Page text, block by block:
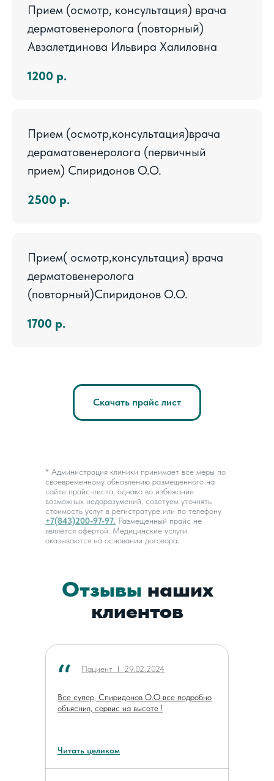
Прием (осмотр, консультация) врача
дерматовенеролога (повторный)
Авзалетдинова Ильвира Халиловна
1200 р.
Прием (осмотр,консультация)врача
дераматовенеролога (первичный
прием) Спиридонов О.О.
2500 р.
Прием( осмотр,консультация) врача
дерматовенеролога
(повторный)Спиридонов О.О.
1700 р.
Скачать прайс лист
* Администрация клиники принимает все меры по
своевременному обновлению размещенного на
сайте прайс-листа, однако во избежание
возможных недоразумений, советуем уточнять
стоимость услуг в регистратуре или по телефону
+7(843)200-97-97. Размещенный прайс не
является офертой. Медицинские услуги
оказываются на основании договора.
Отзывы наших
клиентов
Пациент ӏ 29.02.2024
Все супер, Спиридонов О.О все подробно
объяснил, сервис на высоте !
Читать целиком